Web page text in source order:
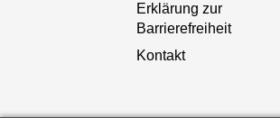
Erklärung zur
Barrierefreiheit
Kontakt